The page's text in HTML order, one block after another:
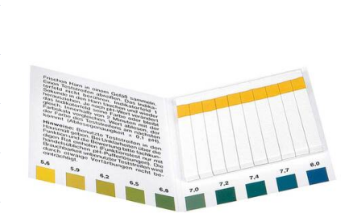
Gratis dazu
Neuheiten
Sale
Bio & Genuss
Diabetes
Körperpflege & Kosmetik